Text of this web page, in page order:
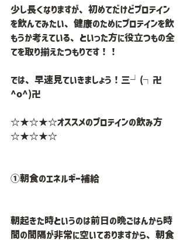
少し長くなりますが、初めてだけどプロテイン
を飲んでみたい、健康のためにプロテインを飲
もうか考えている、といった方に役立つもの全
てを取り揃えたつもりです！！
では、早速見ていきましょう！三└(┐卍
^o^)卍
☆★☆★☆オススメのプロテインの飲み方
☆★☆★☆
①朝食のエネルギー補給
朝起きた時というのは前日の晩ごはんから時
間の間隔が非常に空いておりますから、朝食